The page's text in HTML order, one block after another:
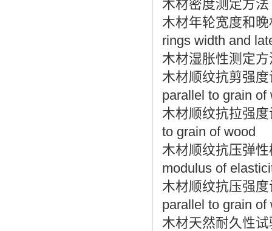
木材密度测定方
木材年轮宽度和
rings width and
木材湿胀性测定
木材顺纹抗剪强
parallel to grain of
木材顺纹抗拉强
to grain of wood
木材顺纹抗压弹
modulus of
木材顺纹抗压强
parallel to grain of
木材天然耐久性